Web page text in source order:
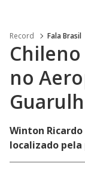
Record Fala Brasil
no
Winton
localizado pela